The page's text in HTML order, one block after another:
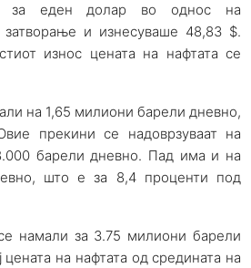
за еден долар во однос на
затворање и изнесуваше 48,83 $.
износ цената на нафтата се
на 1,65 милиони барели дневно,
прекини се надоврзуваат на
барели дневно. Пад има и на
што е за 8,4 проценти под
намали за 3.75 милиони барели
на нафтата од средината на